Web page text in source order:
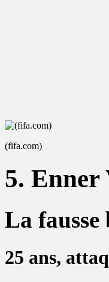
(fifa.com)
5. Enner
La fausse
25 ans,